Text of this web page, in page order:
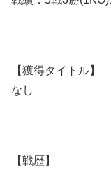
【獲得タイトル】
なし
【戦歴】